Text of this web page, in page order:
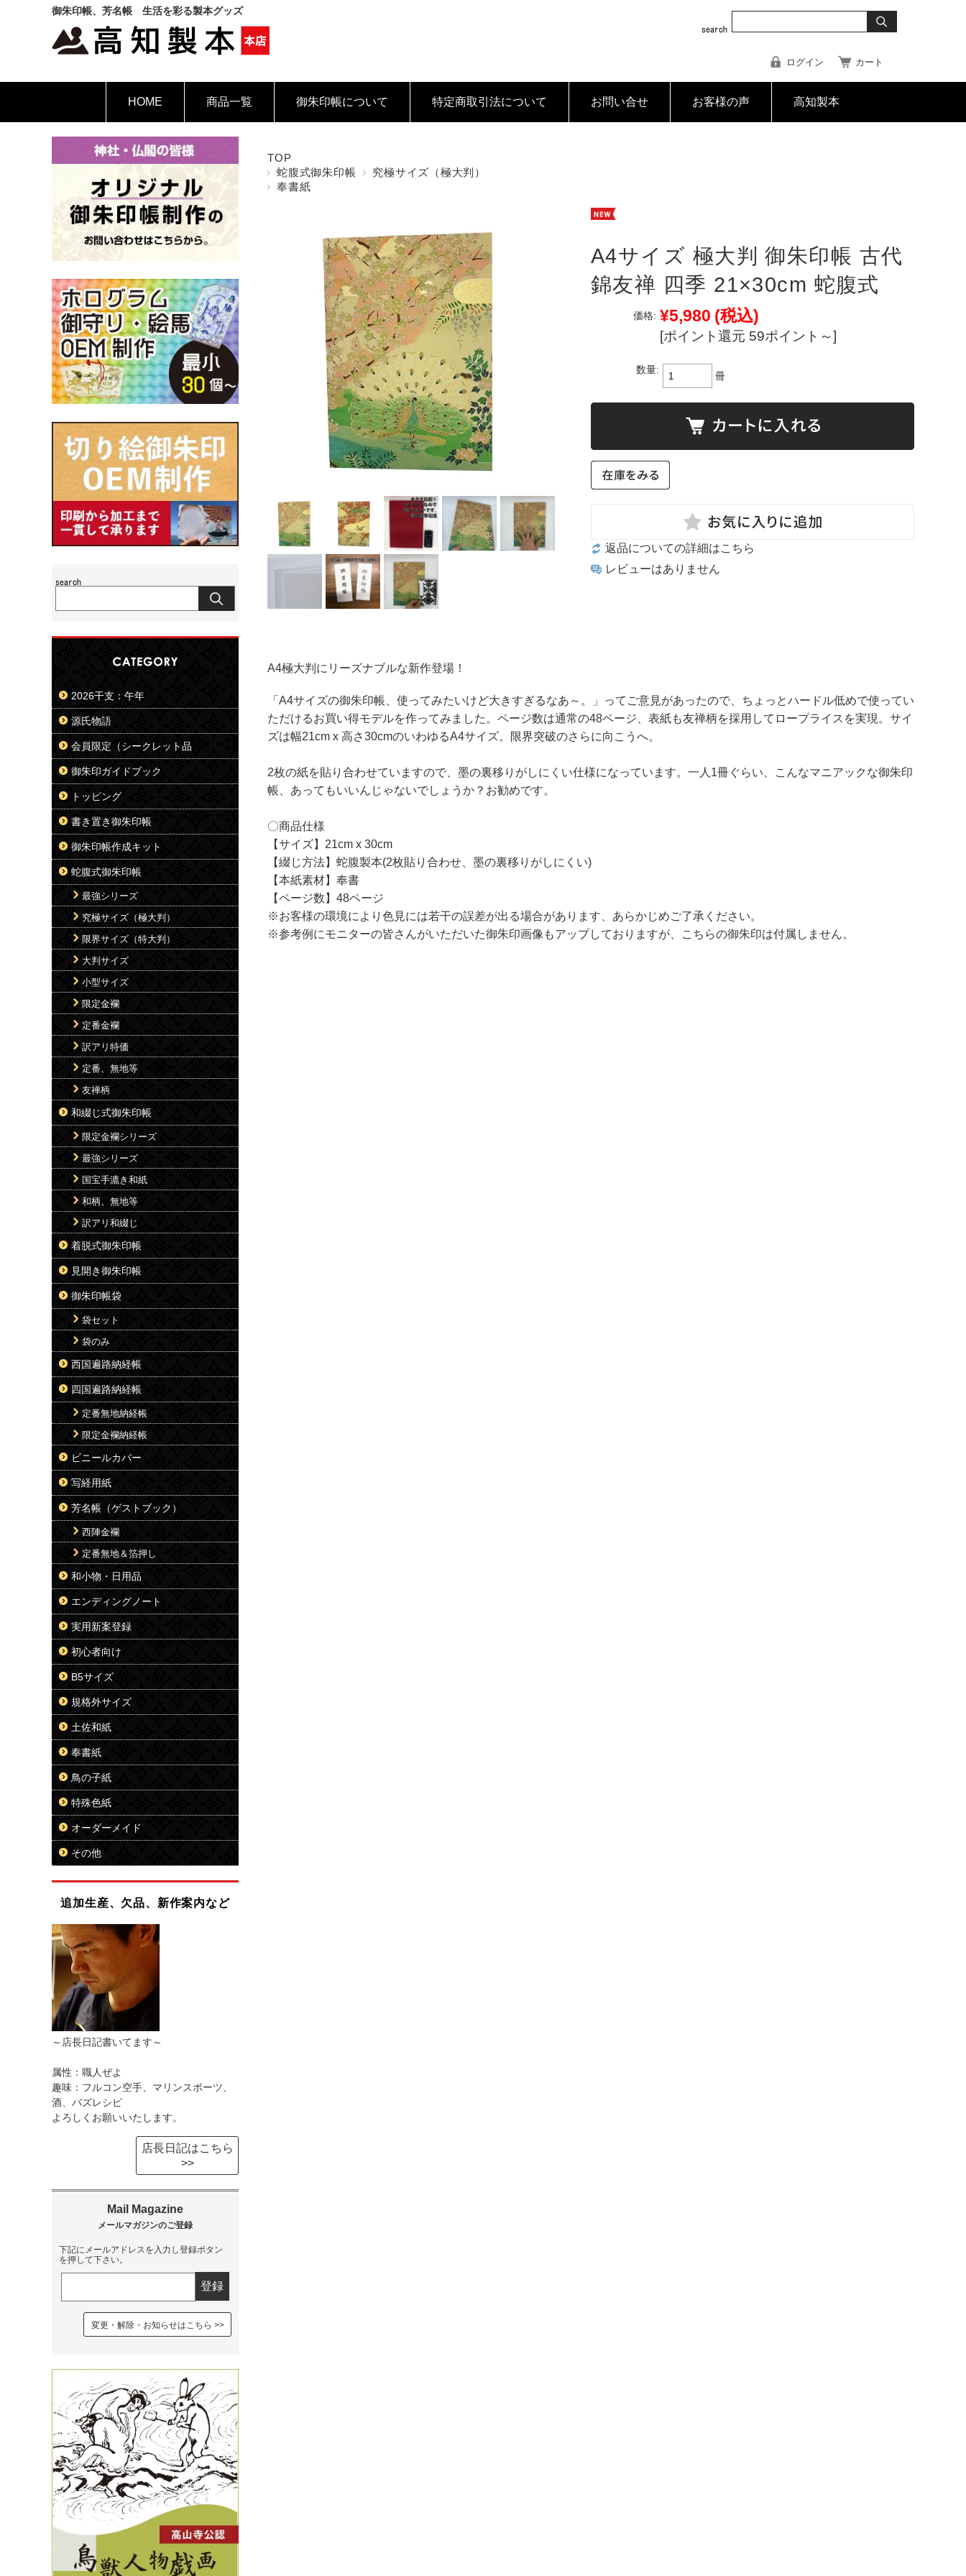
御朱印帳、芳名帳 生活を彩る製本グッズ
ログイン カート
HOME 商品一覧 御朱印帳について 特定商取引法について お問い合せ お客様の声 高知製本
TOP
蛇腹式御朱印帳
究極サイズ（極大判）
奉書紙
A4サイズ 極大判 御朱印帳 古代
錦友禅 四季 21×30cm 蛇腹式
価格: ¥5,980 (税込)
[ポイント還元 59ポイント～]
数量:
冊
返品についての詳細はこちら
レビューはありません
A4極大判にリーズナブルな新作登場！
「A4サイズの御朱印帳、使ってみたいけど大きすぎるなあ～。」ってご意見があったので、ちょっとハードル低めで使ってい
ただけるお買い得モデルを作ってみました。ページ数は通常の48ページ、表紙も友禅柄を採用してロープライスを実現。サイ
ズは幅21cm x 高さ30cmのいわゆるA4サイズ。限界突破のさらに向こうへ。
2枚の紙を貼り合わせていますので、墨の裏移りがしにくい仕様になっています。一人1冊ぐらい、こんなマニアックな御朱印
帳、あってもいいんじゃないでしょうか？お勧めです。
〇商品仕様
【サイズ】21cm x 30cm
【綴じ方法】蛇腹製本(2枚貼り合わせ、墨の裏移りがしにくい)
【本紙素材】奉書
【ページ数】48ページ
※お客様の環境により色見には若干の誤差が出る場合があります、あらかじめご了承ください。
※参考例にモニターの皆さんがいただいた御朱印画像もアップしておりますが、こちらの御朱印は付属しません。
2026干支：午年
源氏物語
会員限定（シークレット品
御朱印ガイドブック
トッピング
書き置き御朱印帳
御朱印帳作成キット
蛇腹式御朱印帳
最強シリーズ
究極サイズ（極大判）
限界サイズ（特大判）
大判サイズ
小型サイズ
限定金襴
定番金襴
訳アリ特価
定番、無地等
友禅柄
和綴じ式御朱印帳
限定金襴シリーズ
最強シリーズ
国宝手漉き和紙
和柄、無地等
訳アリ和綴じ
着脱式御朱印帳
見開き御朱印帳
御朱印帳袋
袋セット
袋のみ
西国遍路納経帳
四国遍路納経帳
定番無地納経帳
限定金襴納経帳
ビニールカバー
写経用紙
芳名帳（ゲストブック）
西陣金襴
定番無地＆箔押し
和小物・日用品
エンディングノート
実用新案登録
初心者向け
B5サイズ
規格外サイズ
土佐和紙
奉書紙
鳥の子紙
特殊色紙
オーダーメイド
その他
追加生産、欠品、新作案内など
～店長日記書いてます～
属性：職人ぜよ
趣味：フルコン空手、マリンスポーツ、
酒、バズレシピ
よろしくお願いいたします。
店長日記はこちら
>>
下記にメールアドレスを入力し登録ボタン
を押して下さい。
変更・解除・お知らせはこちら